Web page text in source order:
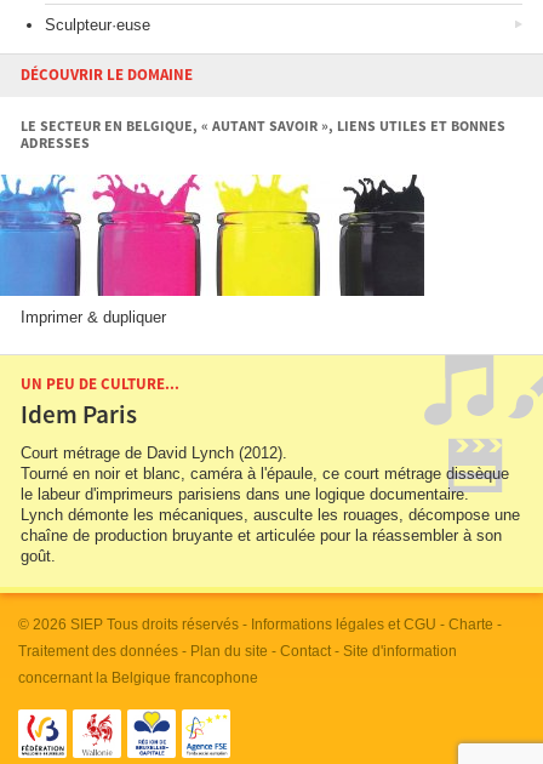
Sculpteur·euse
DÉCOUVRIR LE DOMAINE
LE SECTEUR EN BELGIQUE, « AUTANT SAVOIR », LIENS UTILES ET BONNES
ADRESSES
Imprimer & dupliquer
UN PEU DE CULTURE...
Idem Paris
Court métrage de David Lynch (2012).
Tourné en noir et blanc, caméra à l'épaule, ce court métrage dissèque
le labeur d'imprimeurs parisiens dans une logique documentaire.
Lynch démonte les mécaniques, ausculte les rouages, décompose une
chaîne de production bruyante et articulée pour la réassembler à son
goût.
© 2026 SIEP Tous droits réservés - Informations légales et CGU - Charte -
Traitement des données - Plan du site - Contact- Site d'information
concernant la Belgique francophone